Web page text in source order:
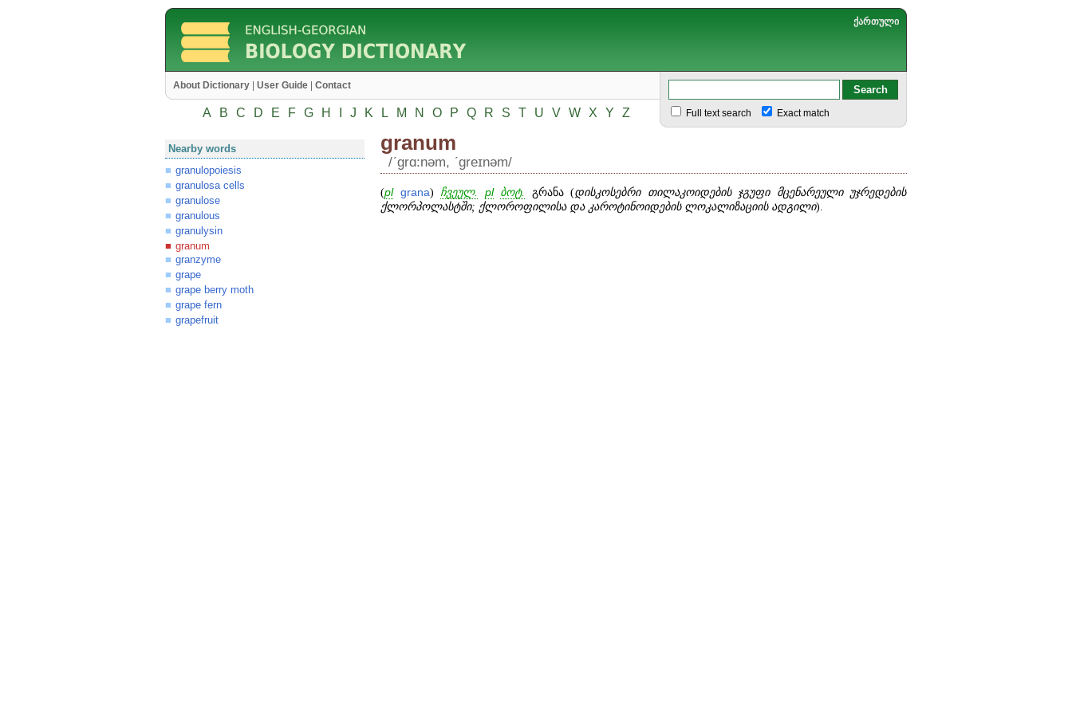
ქართული
About Dictionary User Guide Contact
A B C D E F G H J K L M N O P Q R S T U V W X Y Z Full text search Exact match
Nearby words
granulopoiesis
granulosa cells
granulose
granulous
granulysin
granum
granzyme
grape
grape berry moth
grape fern
grapefruit
granum
/ʹgrɑ:nəm, ʹgreɪnəm/
(pl grana) ჩვეულ. pl ბოტ. გრანა (დისკოსებრი თილაკოიდების ჯგუფი მცენარეული უჯრედების
ქლორპოლასტში; ქლოროფილისა და კაროტინოიდების ლოკალიზაციის ადგილი).